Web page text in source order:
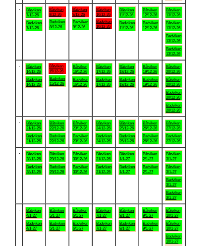
Båtviken
7/12-26
Badviken
7/12-26
Båtviken
8/12-26
Badviken
8/12-26
Båtviken
9/12-26
Badviken
9/12-26
Båtviken
10/12-26
Badviken
10/12-26
Båtviken
11/12-26
Badviken
11/12-26
Båtviken
12/12-26
Badviken
12/12-26
Båtviken
13/12-26
Båtviken
13/12-26
Badviken
13/12-26
Badviken
13/12-26
Båtviken
14/12-26
Badviken
14/12-26
Båtviken
15/12-26
Badviken
15/12-26
Båtviken
16/12-26
Badviken
16/12-26
Båtviken
17/12-26
Badviken
17/12-26
Båtviken
18/12-26
Badviken
18/12-26
Båtviken
19/12-26
Badviken
19/12-26
Båtviken
20/12-26
Båtviken
20/12-26
Badviken
20/12-26
Badviken
20/12-26
Båtviken
21/12-26
Badviken
21/12-26
Båtviken
22/12-26
Badviken
22/12-26
Båtviken
23/12-26
Badviken
23/12-26
Båtviken
24/12-26
Badviken
24/12-26
Båtviken
25/12-26
Badviken
25/12-26
Båtviken
26/12-26
Badviken
26/12-26
Båtviken
27/12-26
Badviken
27/12-26
Båtviken
28/12-26
Badviken
28/12-26
Båtviken
29/12-26
Badviken
29/12-26
Båtviken
30/12-26
Badviken
30/12-26
Båtviken
31/12-26
Badviken
31/12-26
Båtviken
1/1-27
Badviken
1/1-27
Båtviken
2/1-27
Badviken
2/1-27
Båtviken
3/1-27
Båtviken
3/1-27
Badviken
3/1-27
Badviken
3/1-27
Båtviken
4/1-27
Badviken
4/1-27
Båtviken
5/1-27
Badviken
5/1-27
Båtviken
6/1-27
Badviken
6/1-27
Båtviken
7/1-27
Badviken
7/1-27
Båtviken
8/1-27
Badviken
8/1-27
Båtviken
9/1-27
Badviken
9/1-27
Båtviken
10/1-27
Båtviken
10/1-27
Badviken
10/1-27